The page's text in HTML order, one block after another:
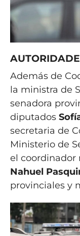
Además de
la ministra de
senadora
diputados
secretaria de
Ministerio de
el coordinador
Nahuel
provinciales y